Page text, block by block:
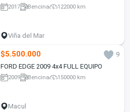
2017 Bencina 122000 km
Viña del Mar
$5.500.000
9
FORD EDGE 2009 4x4 FULL EQUIPO
2009 Bencina 150000 km
Macul